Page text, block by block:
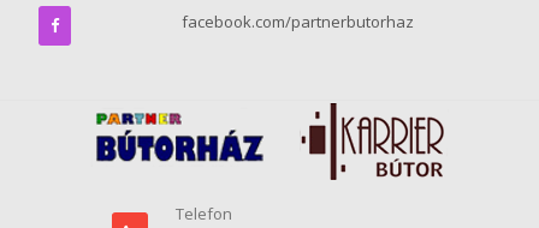
facebook.com/partnerbutorhaz
Telefon